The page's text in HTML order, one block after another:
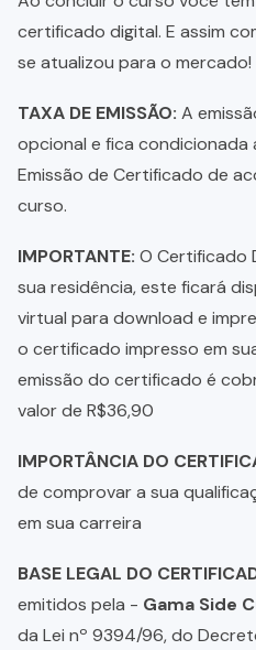
certificado digital. E assim
se atualizou para o mercado!
TAXA DE EMISSÃO: A
opcional e fica condicionada
Emissão de Certificado de
curso.
IMPORTANTE: O Certificado
sua residência, este ficará
virtual para download e
o certificado impresso em
emissão do certificado é
valor de R$36,90
IMPORTÂNCIA DO
de comprovar a sua
em sua carreira
BASE LEGAL DO
emitidos pela - Gama Side
da Lei nº 9394/96, do